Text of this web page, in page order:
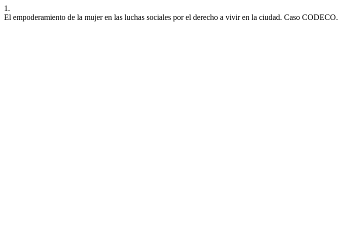
1.
El empoderamiento de la mujer en las luchas sociales por el derecho a vivir en la ciudad. Caso CODECO.